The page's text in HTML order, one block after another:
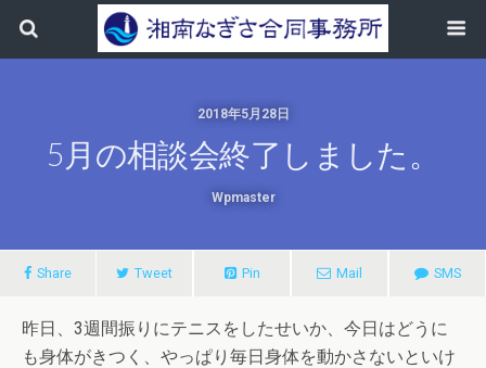
2018年5月28日
5月の相談会終了しました。
Wpmaster
Share Tweet Pin Mail SMS
昨日、3週間振りにテニスをしたせいか、今日はどうに
も身体がきつく、やっぱり毎日身体を動かさないといけ